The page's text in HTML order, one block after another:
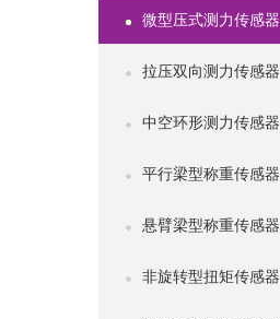
微型压式测力传感器
拉压双向测力传感器
中空环形测力传感器
平行梁型称重传感器
悬臂梁型称重传感器
非旋转型扭矩传感器